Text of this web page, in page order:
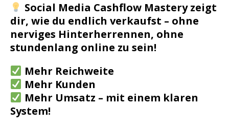
Social Media Cashflow Masteryzeigt
dir, wie du endlich verkaufst – ohne
nerviges Hinterherrennen, ohne
stundenlang online zu sein!
Mehr Reichweite
Mehr Kunden
Mehr Umsatz – mit einem klaren
System!